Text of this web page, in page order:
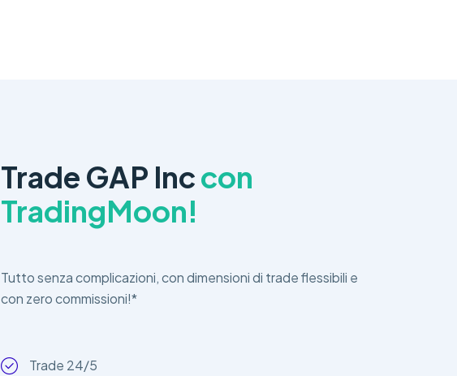
Trade GAP Inccon
TradingMoon!
Tutto senza complicazioni, con dimensioni di trade flessibili e
con zero commissioni!*
Trade 24/5